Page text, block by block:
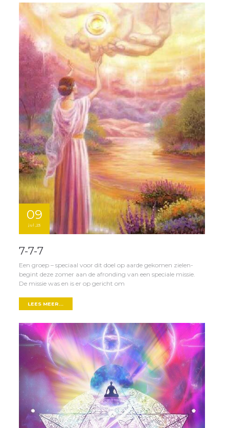
09
jul ,23
7-7-7
Een groep – speciaal voor dit doel op aarde gekomen zielen-
begint deze zomer aan de afronding van een speciale missie.
De missie was en is er op gericht om
LEES MEER...